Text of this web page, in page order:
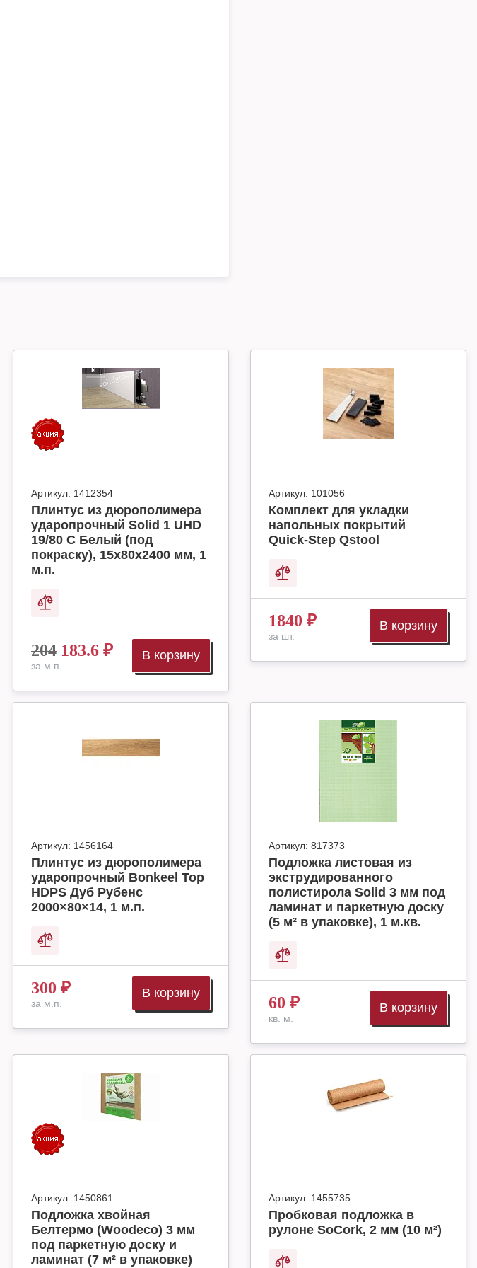
Артикул: 1412354
Плинтус из дюрополимера
ударопрочный Solid 1 UHD
19/80 C Белый (под
покраску), 15х80х2400 мм, 1
м.п.
204 183.6 ₽
за м.п.
В корзину
Артикул: 101056
Комплект для укладки
напольных покрытий
Quick-Step Qstool
1840 ₽
за шт.
В корзину
Артикул: 1456164
Плинтус из дюрополимера
ударопрочный Bonkeel Top
HDPS Дуб Рубенс
2000×80×14, 1 м.п.
300 ₽
за м.п.
В корзину
Артикул: 817373
Подложка листовая из
экструдированного
полистирола Solid 3 мм под
ламинат и паркетную доску
(5 м² в упаковке), 1 м.кв.
60 ₽
кв. м.
В корзину
Артикул: 1450861
Подложка хвойная
Белтермо (Woodeco) 3 мм
под паркетную доску и
ламинат (7 м² в упаковке)
Артикул: 1455735
Пробковая подложка в
рулоне SoCork, 2 мм (10 м²)